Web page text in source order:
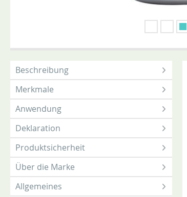
Beschreibung
Merkmale
Anwendung
Deklaration
Produktsicherheit
Über die Marke
Allgemeines